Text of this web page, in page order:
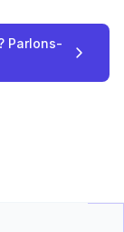
Parlons-